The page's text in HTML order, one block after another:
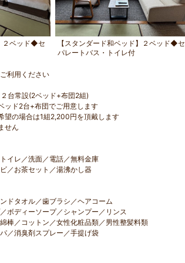
２ベッド◆セ
【スタンダード和ベッド】２ベッド◆セ
パレートバス・トイレ付
利用ください
台常設(2ベッド+布団2組)
ッド2台+布団でご用意します
望の場合は1組2,200円を頂戴します
せん
イレ／洗面／電話／無料金庫
／お茶セット／湯沸かし器
ドタオル／歯ブラシ／ヘアコーム
ボディーソープ／シャンプー／リンス
棒／コットン／女性化粧品類／男性整髪料類
／消臭剤スプレー／手提げ袋